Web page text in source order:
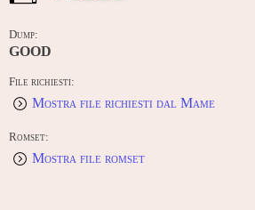
Dump:
GOOD
File richiesti:
Mostra file richiesti dal Mame
Romset:
Mostra file romset